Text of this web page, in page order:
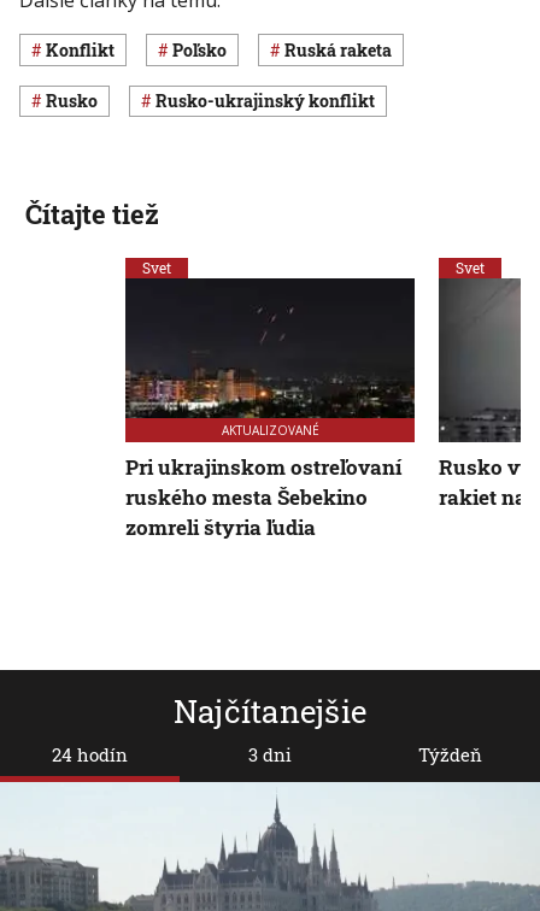
konflikt Poľsko ruská raketa
Rusko rusko-ukrajinský konflikt
Najčítanejšie
24 hodín 3 dni Týždeň
Čítajte tiež
Svet
AKTUALIZOVANÉ
Pri ukrajinskom ostreľovaní
ruského mesta Šebekino
zomreli štyria ľudia
Svet
Rusko
rakiet na